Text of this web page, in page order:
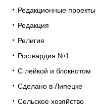
Редакционные проекты
Редакция
Религия
Росгвардия №1
С лейкой и блокнотом
Сделано в Липецке
Сельское хозяйство